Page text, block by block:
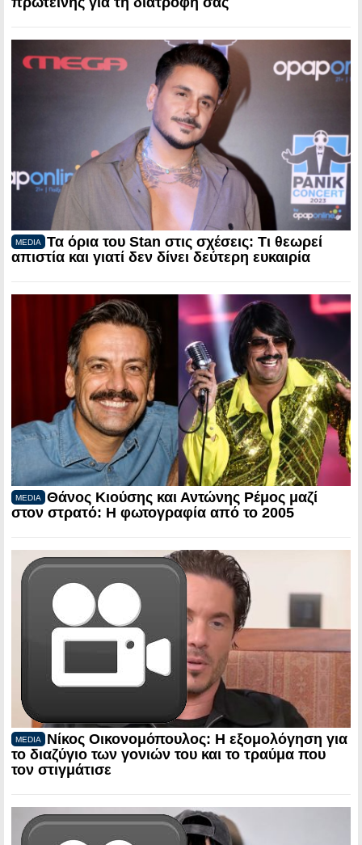
MEDIA
Τα όρια του Stan στις σχέσεις: Τι θεωρεί
απιστία και γιατί δεν δίνει δεύτερη ευκαιρία
MEDIA
Θάνος Κιούσης και Αντώνης Ρέμος μαζί
στον στρατό: Η φωτογραφία από το 2005
MEDIA
Νίκος Οικονομόπουλος: Η εξομολόγηση για
το διαζύγιο των γονιών του και το τραύμα που
τον στιγμάτισε